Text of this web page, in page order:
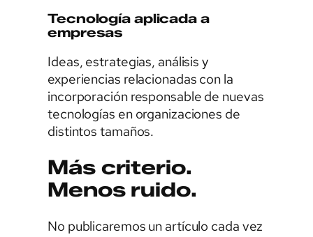
Tecnología aplicada a
empresas
Ideas, estrategias, análisis y
experiencias relacionadas con la
incorporación responsable de nuevas
tecnologías en organizaciones de
distintos tamaños.
Más criterio.
Menos ruido.
No publicaremos un artículo cada vez